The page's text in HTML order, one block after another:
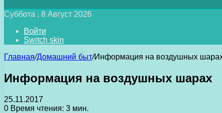
Суббота , 8 Август 2026
Войти
Switch skin
Главная/Домашний быт/Информация на воздушных
Информация на воздушных шарах
25.11.2017
0 Время чтения: 3 мин.